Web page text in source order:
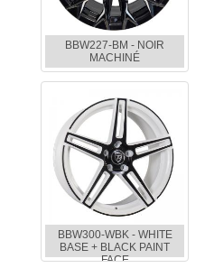
BBW227-BM - NOIR
MACHINÉ
BBW300-WBK - WHITE
BASE + BLACK PAINT
FACE